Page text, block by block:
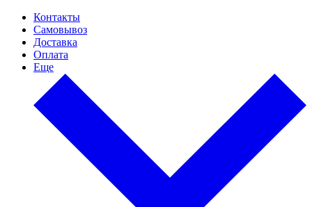
Контакты
Самовывоз
Доставка
Оплата
Еще